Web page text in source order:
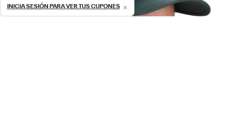
INICIA SESIÓN PARA VER TUS CUPONES ×